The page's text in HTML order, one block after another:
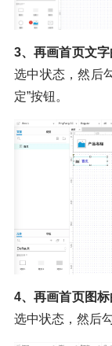
3、再画首页文字
选中状态，然后
定”按钮。
4、再画首页图标
选中状态，然后